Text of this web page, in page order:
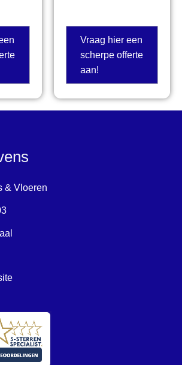
Vraag hier een
scherpe offerte
aan!
& Vloeren